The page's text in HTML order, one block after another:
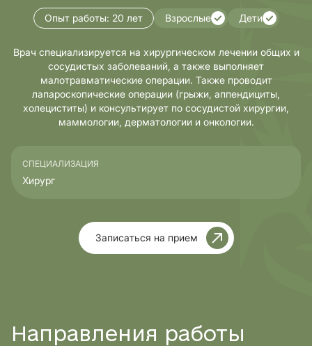
Опыт работы: 20 лет Взрослые Дети
Врач специализируется на хирургическом лечении общих и
сосудистых заболеваний, а также выполняет
малотравматические операции. Также проводит
лапароскопические операции (грыжи, аппендициты,
холециститы) и консультирует по сосудистой хирургии,
маммологии, дерматологии и онкологии.
СПЕЦИАЛИЗАЦИЯ
Хирург
Записаться на прием
Направления работы